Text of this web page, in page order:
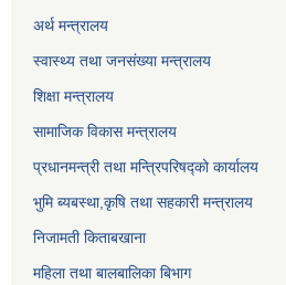
अर्थ मन्त्रालय
स्वास्थ्य तथा जनसंख्या मन्त्रालय
शिक्षा मन्त्रालय
सामाजिक विकास मन्त्रालय
प्रधानमन्त्री तथा मन्त्रिपरिषद्को कार्यालय
भुमि ब्यबस्था,कृषि तथा सहकारी मन्त्रालय
निजामती किताबखाना
महिला तथा बालबालिका बिभाग